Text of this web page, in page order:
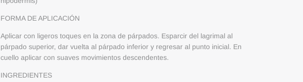
FORMA DE APLICACIÓN
Aplicar con ligeros toques en la zona de párpados. Esparcir del lagrimal al
párpado superior, dar vuelta al párpado inferior y regresar al punto inicial. En
cuello aplicar con suaves movimientos descendentes.
INGREDIENTES